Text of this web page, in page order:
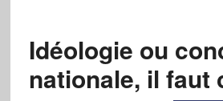
Idéologie ou
nationale, il